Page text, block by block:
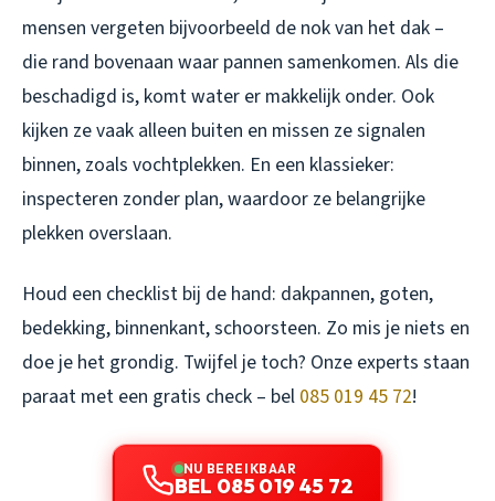
mensen vergeten bijvoorbeeld de nok van het dak –
die rand bovenaan waar pannen samenkomen. Als die
beschadigd is, komt water er makkelijk onder. Ook
kijken ze vaak alleen buiten en missen ze signalen
binnen, zoals vochtplekken. En een klassieker:
inspecteren zonder plan, waardoor ze belangrijke
plekken overslaan.
Houd een checklist bij de hand: dakpannen, goten,
bedekking, binnenkant, schoorsteen. Zo mis je niets en
doe je het grondig. Twijfel je toch? Onze experts staan
paraat met een gratis check – bel 085 019 45 72!
NU BEREIKBAAR
BEL 085 019 45 72